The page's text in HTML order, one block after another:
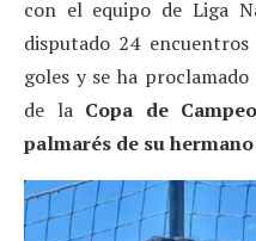
con el equipo de Liga
disputado 24
goles y se ha proclamado
de la Copa de
palmarés de su